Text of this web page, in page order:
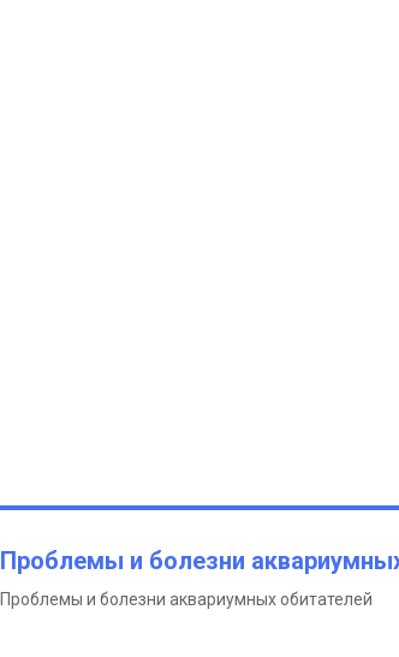
Проблемы и болезни
Проблемы и болезни аквариумных обитателей